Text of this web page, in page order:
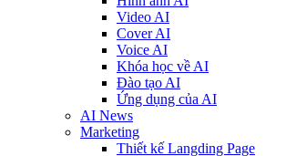
Video AI
Cover AI
Voice AI
Khóa học về AI
Đào tạo AI
Ứng dụng của AI
AI News
Marketing
Thiết kế Langding Page